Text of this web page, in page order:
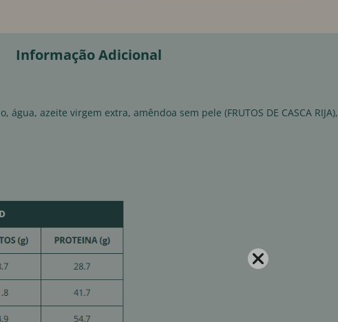
Informação Adicional
azeite virgem extra, amêndoa sem pele (FRUTOS DE CASCA RIJA),